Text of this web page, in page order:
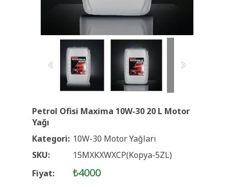
Petrol Ofisi Maxima 10W-30 20 L Motor
Yağı
Kategori: 10W-30 Motor Yağları
SKU:
15MXKXWXCP(Kopya-5ZL)
Fiyat:
₺4000